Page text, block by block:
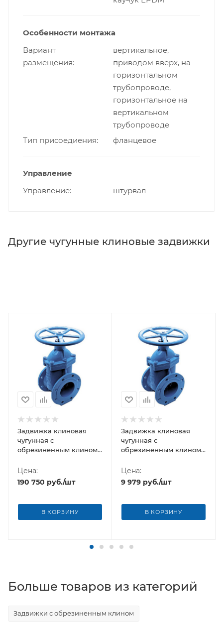
Особенности монтажа
Вариант
размещения
вертикальное,
приводом вверх, на
горизонтальном
трубопроводе,
горизонтальное на
вертикальном
трубопроводе
Тип присоедиения
фланцевое
Управление
Управление
штурвал
Другие чугунные клиновые задвижки
Задвижка клиновая
чугунная с
обрезиненным клином
Цена:
190 750 руб./шт
В КОРЗИНУ
Задвижка клиновая
чугунная с
обрезиненным клином
Цена:
9 979 руб./шт
В КОРЗИНУ
Больше товаров из категорий
Задвижки с обрезиненным клином